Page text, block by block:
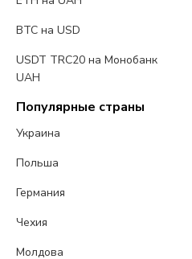
BTC на USD
USDT TRC20 на Монобанк
UAH
Популярные страны
Украина
Польша
Германия
Чехия
Молдова